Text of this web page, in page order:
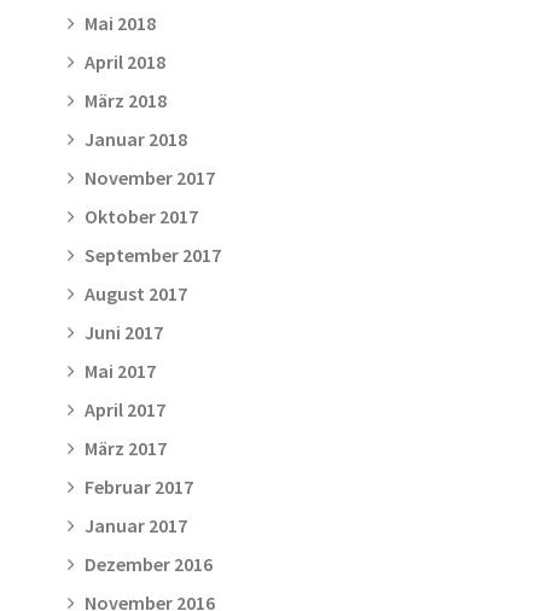
Mai 2018
April 2018
März 2018
Januar 2018
November 2017
Oktober 2017
September 2017
August 2017
Juni 2017
Mai 2017
April 2017
März 2017
Februar 2017
Januar 2017
Dezember 2016
November 2016